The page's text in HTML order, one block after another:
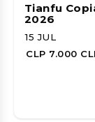
Tianfu
2026
15 JUL
CLP 7.000